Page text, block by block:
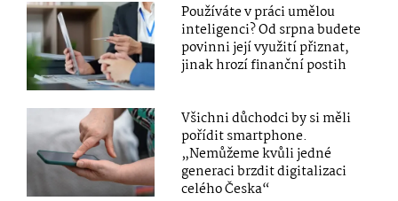
Používáte v práci umělou
inteligenci? Od srpna budete
povinni její využití přiznat,
jinak hrozí finanční postih
Všichni důchodci by si měli
pořídit smartphone.
„Nemůžeme kvůli jedné
generaci brzdit digitalizaci
celého Česka“